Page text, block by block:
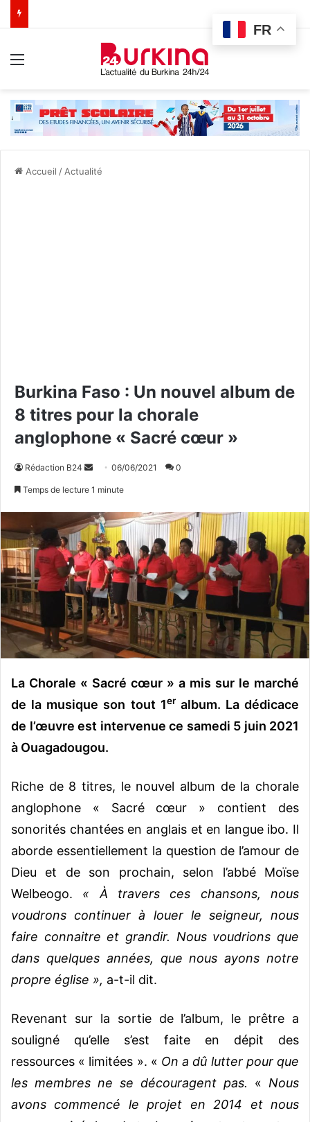
Accueil / Actualité
Burkina Faso : Un nouvel album de
8 titres pour la chorale
anglophone « Sacré cœur »
Rédaction B24
o
y
e
u
n
c
o
u
r
i
l
06/06/2021 0
Temps de lecture 1 minute
La Chorale « Sacré cœur » a mis sur le marché
de la musique son tout 1eralbum. La dédicace
de l’œuvre est intervenue ce samedi 5 juin 2021
à Ouagadougou.
Riche de 8 titres, le nouvel album de la chorale
anglophone « Sacré cœur » contient des
sonorités chantées en anglais et en langue ibo. Il
aborde essentiellement la question de l’amour de
Dieu et de son prochain, selon l’abbé Moïse
Welbeogo. « À travers ces chansons, nous
voudrons continuer à louer le seigneur, nous
faire connaitre et grandir. Nous voudrions que
dans quelques années, que nous ayons notre
propre église », a-t-il dit.
Revenant sur la sortie de l’album, le prêtre a
souligné qu’elle s’est faite en dépit des
ressources « limitées ». « On a dû lutter pour que
les membres ne se découragent pas. « Nous
avons commencé le projet en 2014 et nous
FR